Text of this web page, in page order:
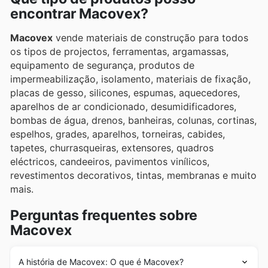
diversas promoções exclusivas.
encontrar Macovex?
Macovex vende materiais de construção para todos
os tipos de projectos, ferramentas, argamassas,
equipamento de segurança, produtos de
impermeabilização, isolamento, materiais de fixação,
placas de gesso, silicones, espumas, aquecedores,
aparelhos de ar condicionado, desumidificadores,
bombas de água, drenos, banheiras, colunas, cortinas,
espelhos, grades, aparelhos, torneiras, cabides,
tapetes, churrasqueiras, extensores, quadros
eléctricos, candeeiros, pavimentos vinílicos,
revestimentos decorativos, tintas, membranas e muito
mais.
Perguntas frequentes sobre
Macovex
A história de Macovex: O que é Macovex?